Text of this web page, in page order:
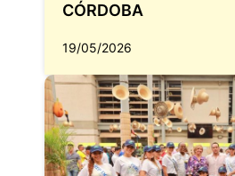
CÓRDOBA
19/05/2026